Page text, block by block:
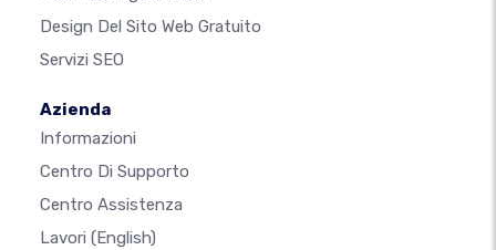
Design Del Sito Web Gratuito
Servizi SEO
Azienda
Informazioni
Centro Di Supporto
Centro Assistenza
Lavori (English)